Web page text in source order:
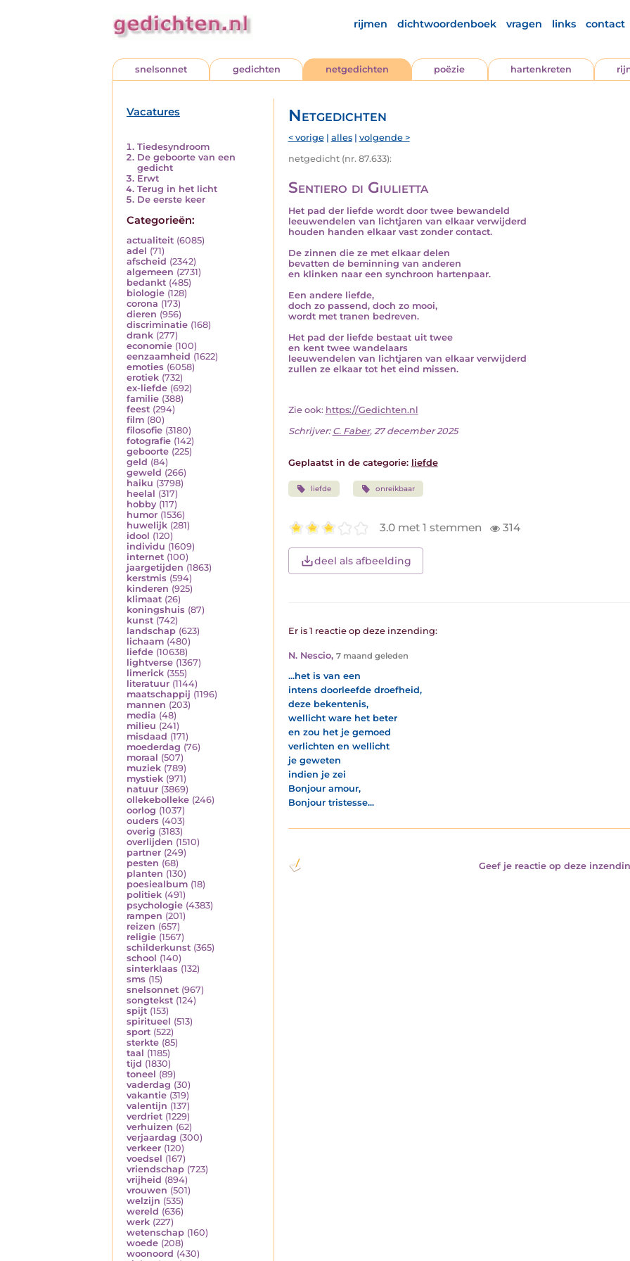
rijmen dichtwoordenboek vragen links contact
snelsonnet gedichten netgedichten poëzie hartenkreten
Vacatures
Tiedesyndroom
De geboorte van een
gedicht
Erwt
Terug in het licht
De eerste keer
Categorieën:
actualiteit (6085)
adel (71)
afscheid (2342)
algemeen (2731)
bedankt (485)
biologie (128)
corona (173)
dieren (956)
discriminatie (168)
drank (277)
economie (100)
eenzaamheid (1622)
emoties (6058)
erotiek (732)
ex-liefde (692)
familie (388)
feest (294)
film (80)
filosofie (3180)
fotografie (142)
geboorte (225)
geld (84)
geweld (266)
haiku (3798)
heelal (317)
hobby (117)
humor (1536)
huwelijk (281)
idool (120)
individu (1609)
internet (100)
jaargetijden (1863)
kerstmis (594)
kinderen (925)
klimaat (26)
koningshuis (87)
kunst (742)
landschap (623)
lichaam (480)
liefde (10638)
lightverse (1367)
limerick (355)
literatuur (1144)
maatschappij (1196)
mannen (203)
media (48)
milieu (241)
misdaad (171)
moederdag (76)
moraal (507)
muziek (789)
mystiek (971)
natuur (3869)
ollekebolleke (246)
oorlog (1037)
ouders (403)
overig (3183)
overlijden (1510)
partner (249)
pesten (68)
planten (130)
poesiealbum (18)
politiek (491)
psychologie (4383)
rampen (201)
reizen (657)
religie (1567)
schilderkunst (365)
school (140)
sinterklaas (132)
sms (15)
snelsonnet (967)
songtekst (124)
spijt (153)
spiritueel (513)
sport (522)
sterkte (85)
taal (1185)
tijd (1830)
toneel (89)
vaderdag (30)
vakantie (319)
valentijn (137)
verdriet (1229)
verhuizen (62)
verjaardag (300)
verkeer (120)
voedsel (167)
vriendschap (723)
vrijheid (894)
vrouwen (501)
welzijn (535)
wereld (636)
werk (227)
wetenschap (160)
woede (208)
woonoord (430)
Netgedichten
< vorige| alles| volgende >
netgedicht (nr. 87.633):
Sentiero di Giulietta
Het pad der liefde wordt door twee bewandeld
leeuwendelen van lichtjaren van elkaar verwijderd
houden handen elkaar vast zonder contact.
De zinnen die ze met elkaar delen
bevatten de beminning van anderen
en klinken naar een synchroon hartenpaar.
Een andere liefde,
doch zo passend, doch zo mooi,
wordt met tranen bedreven.
Het pad der liefde bestaat uit twee
en kent twee wandelaars
leeuwendelen van lichtjaren van elkaar verwijderd
zullen ze elkaar tot het eind missen.
Zie ook: https://Gedichten.nl
Schrijver: C. Faber, 27 december 2025
Geplaatst in de categorie: liefde
liefde onreikbaar
3.0 met 1 stemmen 314
deel als afbeelding
Er is 1 reactie op deze inzending:
N. Nescio, 7 maand geleden
...het is van een
intens doorleefde droefheid,
deze bekentenis,
wellicht ware het beter
en zou het je gemoed
verlichten en wellicht
je geweten
indien je zei
Bonjour amour,
Bonjour tristesse...
Geef je reactie op deze